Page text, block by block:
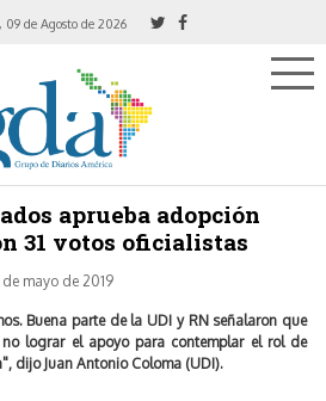
de Agosto de 2026
aprueba adopción
31 votos oficialistas
de mayo de 2019
Buena parte de la UDI y RN señalaron que
lograr el apoyo para contemplar el rol de
dijo Juan Antonio Coloma (UDI).